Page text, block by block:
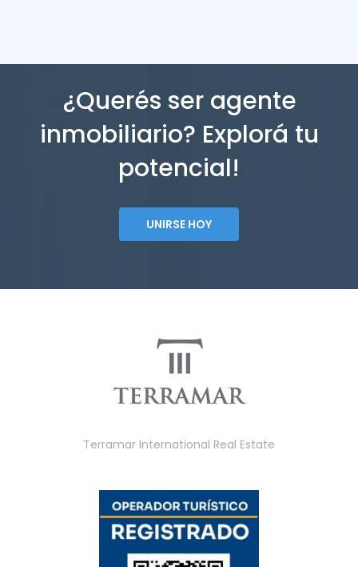
¿Querés ser agente
inmobiliario? Explorá tu
potencial!
UNIRSE HOY
Terramar International Real Estate